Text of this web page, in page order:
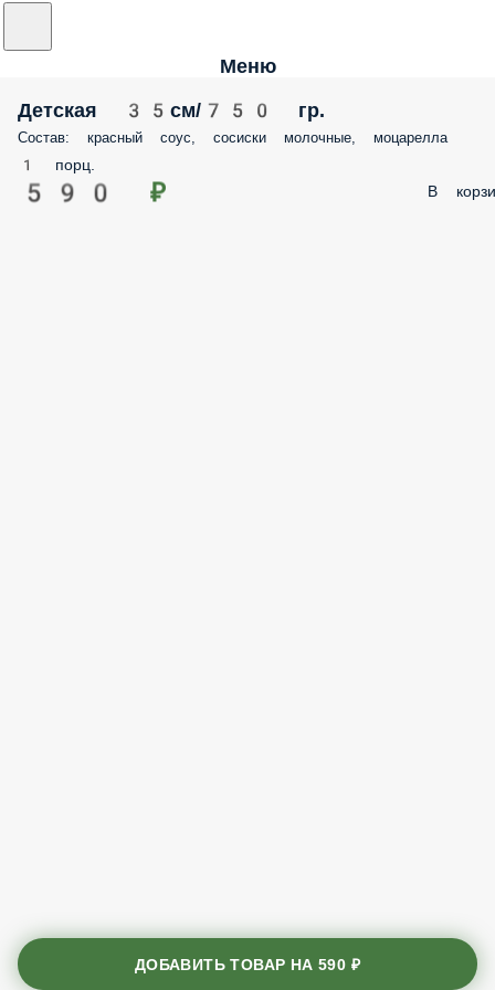
Меню
Детская 35см/750 гр.
Состав: красный соус, сосиски молочные, моцарелла
1 порц.
590 ₽ В
ДОБАВИТЬ ТОВАР НА590 ₽